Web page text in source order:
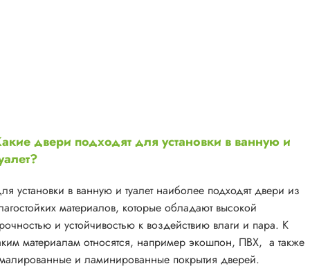
двери подходят для установки в ванную и
установки в ванную и туалет наиболее подходят двери из
материалов, которые обладают высокой
и устойчивостью к воздействию влаги и пара. К
материалам относятся, например экошпон, ПВХ, а также
и ламинированные покрытия дверей.